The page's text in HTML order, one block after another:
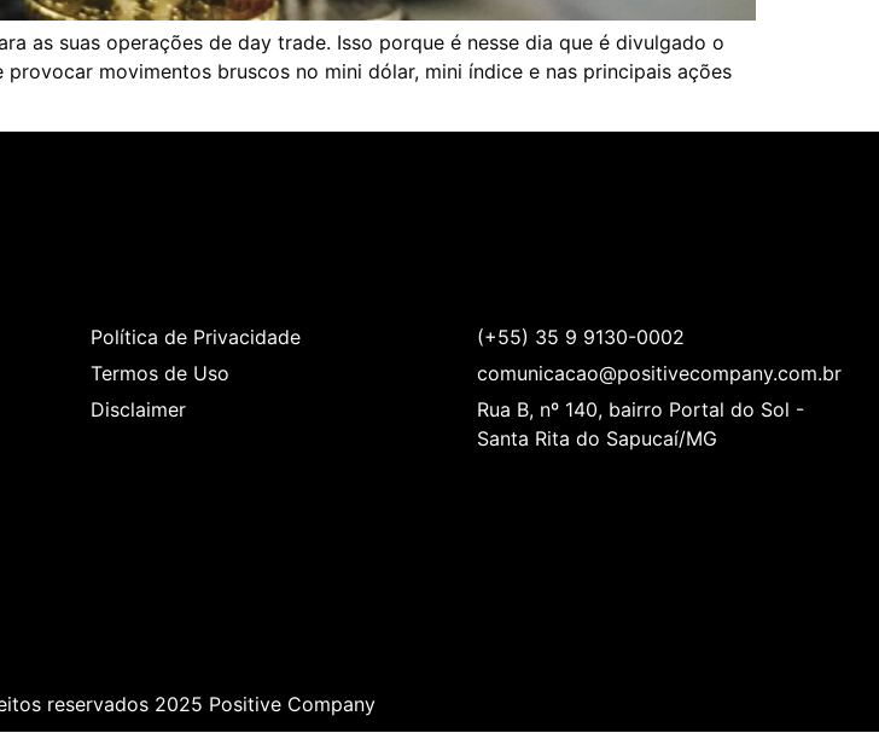
as suas operações de day trade. Isso porque é nesse dia que é divulgado o
movimentos bruscos no mini dólar, mini índice e nas principais ações
Política de Privacidade
Termos de Uso
Disclaimer
(+55) 35 9 9130-0002
comunicacao@positivecompany.com.br
Rua B, nº 140, bairro Portal do Sol -
Santa Rita do Sapucaí/MG
reservados 2025 Positive Company